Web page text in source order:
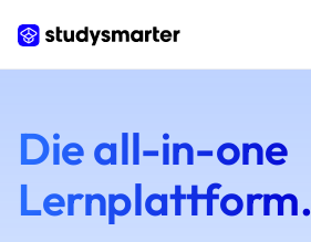
Die all-in-one
Lernplattform.